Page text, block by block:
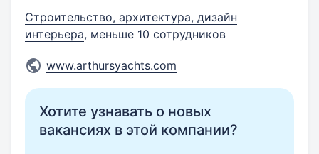
Строительство, архитектура, дизайн
интерьера, меньше 10 сотрудников
www.arthursyachts.com
Хотите узнавать о новых
вакансиях в этой компании?